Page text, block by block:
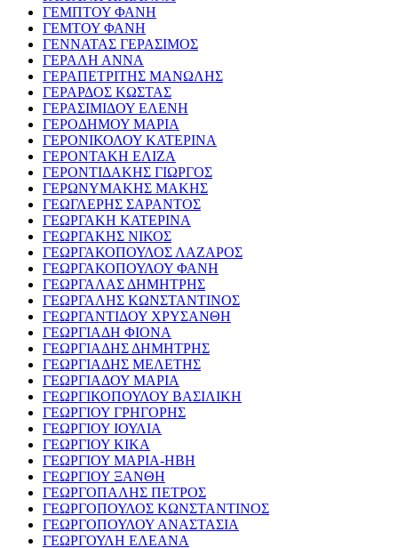
ΓΕΜΠΤΟΥ ΦΑΝΗ
ΓΕΜΤΟΥ ΦΑΝΗ
ΓΕΝΝΑΤΑΣ ΓΕΡΑΣΙΜΟΣ
ΓΕΡΑΛΗ ΑΝΝΑ
ΓΕΡΑΠΕΤΡΙΤΗΣ ΜΑΝΩΛΗΣ
ΓΕΡΑΡΔΟΣ ΚΩΣΤΑΣ
ΓΕΡΑΣΙΜΙΔΟΥ ΕΛΕΝΗ
ΓΕΡΟΔΗΜΟΥ ΜΑΡΙΑ
ΓΕΡΟΝΙΚΟΛΟΥ ΚΑΤΕΡΙΝΑ
ΓΕΡΟΝΤΑΚΗ ΕΛΙΖΑ
ΓΕΡΟΝΤΙΔΑΚΗΣ ΓΙΩΡΓΟΣ
ΓΕΡΩΝΥΜΑΚΗΣ ΜΑΚΗΣ
ΓΕΩΓΛΕΡΗΣ ΣΑΡΑΝΤΟΣ
ΓΕΩΡΓΑΚΗ ΚΑΤΕΡΙΝΑ
ΓΕΩΡΓΑΚΗΣ ΝΙΚΟΣ
ΓΕΩΡΓΑΚΟΠΟΥΛΟΣ ΛΑΖΑΡΟΣ
ΓΕΩΡΓΑΚΟΠΟΥΛΟΥ ΦΑΝΗ
ΓΕΩΡΓΑΛΑΣ ΔΗΜΗΤΡΗΣ
ΓΕΩΡΓΑΛΗΣ ΚΩΝΣΤΑΝΤΙΝΟΣ
ΓΕΩΡΓΑΝΤΙΔΟΥ ΧΡΥΣΑΝΘΗ
ΓΕΩΡΓΙΑΔΗ ΦΙΟΝΑ
ΓΕΩΡΓΙΑΔΗΣ ΔΗΜΗΤΡΗΣ
ΓΕΩΡΓΙΑΔΗΣ ΜΕΛΕΤΗΣ
ΓΕΩΡΓΙΑΔΟΥ ΜΑΡΙΑ
ΓΕΩΡΓΙΚΟΠΟΥΛΟΥ ΒΑΣΙΛΙΚΗ
ΓΕΩΡΓΙΟΥ ΓΡΗΓΟΡΗΣ
ΓΕΩΡΓΙΟΥ ΙΟΥΛΙΑ
ΓΕΩΡΓΙΟΥ ΚΙΚΑ
ΓΕΩΡΓΙΟΥ ΜΑΡΙΑ-ΗΒΗ
ΓΕΩΡΓΙΟΥ ΞΑΝΘΗ
ΓΕΩΡΓΟΠΑΛΗΣ ΠΕΤΡΟΣ
ΓΕΩΡΓΟΠΟΥΛΟΣ ΚΩΝΣΤΑΝΤΙΝΟΣ
ΓΕΩΡΓΟΠΟΥΛΟΥ ΑΝΑΣΤΑΣΙΑ
ΓΕΩΡΓΟΥΛΗ ΕΛΕΑΝΑ